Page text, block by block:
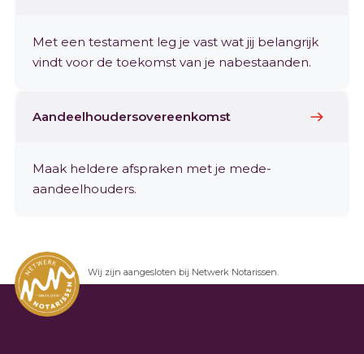
Met een testament leg je vast wat jij belangrijk
vindt voor de toekomst van je nabestaanden.
Aandeelhoudersovereenkomst
Maak heldere afspraken met je mede-
aandeelhouders.
Wij zijn aangesloten bij Netwerk Notarissen.